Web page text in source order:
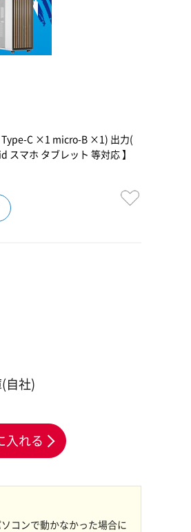
Type-C ×1 micro-B ×1) 出力(
マホ タブレット 等対応 】
自社)
入れる
コンで動かなかった場合に